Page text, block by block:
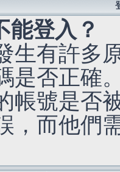
能登入？
生有許多
是否正確
帳號是否
，而他們